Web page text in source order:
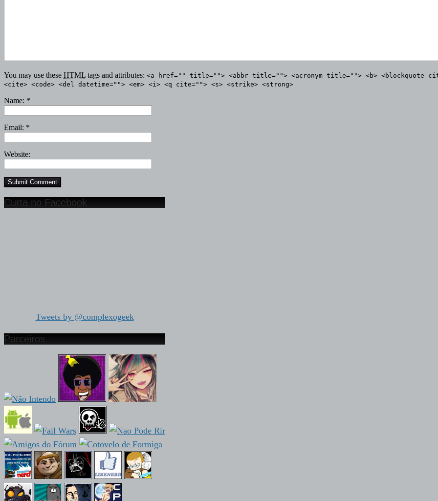
You may use these HTML tags and attributes: <a href="" title=""> <abbr title=""> <acronym title=""> <b> <blockquote
<cite> <code> <del datetime=""> <em> <i> <q cite=""> <s> <strike> <strong>
Name: *
Email: *
Website:
Curta no Facebook
Tweets by @complexogeek
Parceiros